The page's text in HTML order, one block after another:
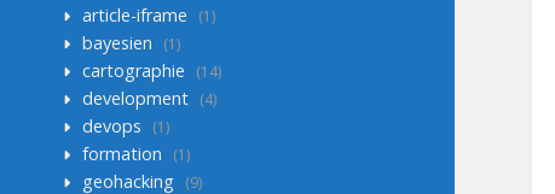
article-iframe 1
bayesien 1
cartographie 14
development 4
devops 1
formation 1
geohacking 9